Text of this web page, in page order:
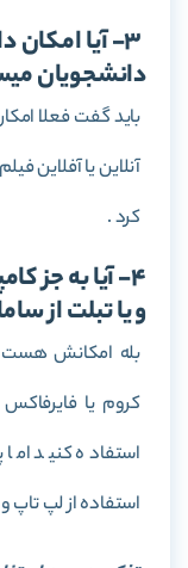
3- آیا
دانشجویان
باید گفت فعلا
آنلاین یا آفلاین
کرد .
4- آیا به جز
و یا تبلت از
بله امکانش هست
کروم یا
استفاده کنید
استفاده از لپ تاپ